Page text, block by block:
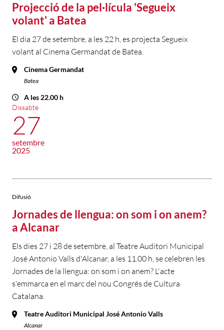
Projecció de la pel·lícula 'Segueix
volant' a Batea
El dia 27 de setembre, a les 22 h, es projecta Segueix
volant al Cinema Germandat de Batea.
Cinema Germandat
Batea
A les 22.00 h
Dissabte
27
setembre
2025
Difusió
Jornades de llengua: on som i on anem?
a Alcanar
Els dies 27 i 28 de setembre, al Teatre Auditori Municipal
José Antonio Valls d'Alcanar, a les 11.00 h, se celebren les
Jornades de la llengua: on som i on anem? L'acte
s'emmarca en el marc del nou Congrés de Cultura
Catalana.
Teatre Auditori Municipal José Antonio Valls
Alcanar